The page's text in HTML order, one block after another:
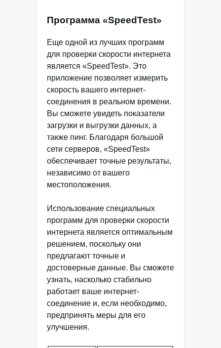
Программа «SpeedTest»
Еще одной из лучших программ
для проверки скорости интернета
является «SpeedTest». Это
приложение позволяет измерить
скорость вашего интернет-
соединения в реальном времени.
Вы сможете увидеть показатели
загрузки и выгрузки данных, а
также пинг. Благодаря большой
сети серверов, «SpeedTest»
обеспечивает точные результаты,
независимо от вашего
местоположения.
Использование специальных
программ для проверки скорости
интернета является оптимальным
решением, поскольку они
предлагают точные и
достоверные данные. Вы сможете
узнать, насколько стабильно
работает ваше интернет-
соединение и, если необходимо,
предпринять меры для его
улучшения.